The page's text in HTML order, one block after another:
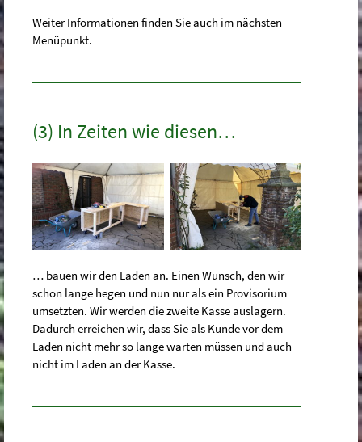
Weiter Informationen finden Sie auch im nächsten
Menüpunkt.
(3) In Zeiten wie diesen…
… bauen wir den Laden an. Einen Wunsch, den wir
schon lange hegen und nun nur als ein Provisorium
umsetzten. Wir werden die zweite Kasse auslagern.
Dadurch erreichen wir, dass Sie als Kunde vor dem
Laden nicht mehr so lange warten müssen und auch
nicht im Laden an der Kasse.